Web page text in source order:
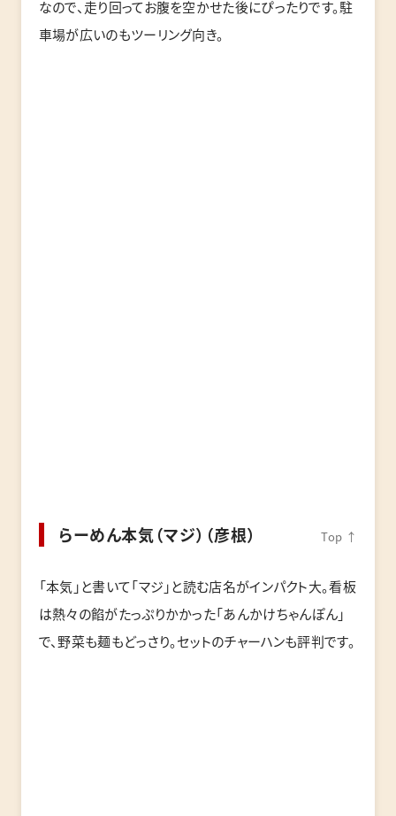
なので、走り回ってお腹を空かせた後にぴったりです。駐
車場が広いのもツーリング向き。
らーめん本気（マジ）（彦根） Top ↑
「本気」と書いて「マジ」と読む店名がインパクト大。看板
は熱々の餡がたっぷりかかった「あんかけちゃんぽん」
で、野菜も麺もどっさり。セットのチャーハンも評判です。